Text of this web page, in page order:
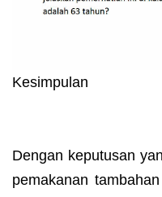
Kesimpulan
Dengan keputusan
pemakanan